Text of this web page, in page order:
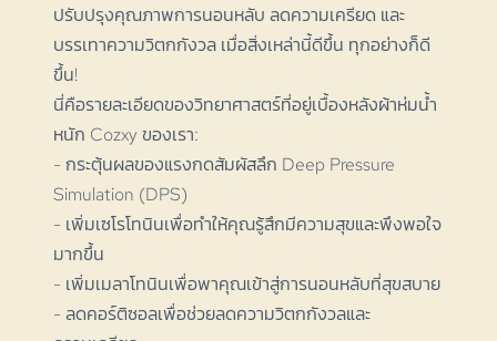
ปรับปรุงคุณภาพการนอนหลับ ลดความเครียด และ
บรรเทาความวิตกกังวล เมื่อสิ่งเหล่านี้ดีขึ้น ทุกอย่างก็ดี
ขึ้น!
นี่คือรายละเอียดของวิทยาศาสตร์ที่อยู่เบื้องหลังผ้าห่มน้ำ
หนัก Cozxy ของเรา:
- กระตุ้นผลของแรงกดสัมผัสลึก Deep Pressure
Simulation (DPS)
- เพิ่มเซโรโทนินเพื่อทำให้คุณรู้สึกมีความสุขและพึงพอใจ
มากขึ้น
- เพิ่มเมลาโทนินเพื่อพาคุณเข้าสู่การนอนหลับที่สุขสบาย
- ลดคอร์ติซอลเพื่อช่วยลดความวิตกกังวลและ